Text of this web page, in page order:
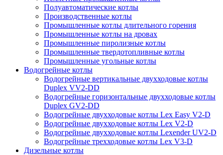
Полуавтоматические котлы
Производственные котлы
Промышленные котлы длительного горения
Промышленные котлы на дровах
Промышленные пиролизные котлы
Промышленные твердотопливные котлы
Промышленные угольные котлы
Водогрейные котлы
Водогрейные вертикальные двухходовые котлы
Duplex VV2-DD
Водогрейные горизонтальные двухходовые котлы
Duplex GV2-DD
Водогрейные двухходовые котлы Lex Easy V2-D
Водогрейные двухходовые котлы Lex V2-D
Водогрейные двухходовые котлы Lexender UV2-D
Водогрейные трехходовые котлы Lex V3-D
Дизельные котлы